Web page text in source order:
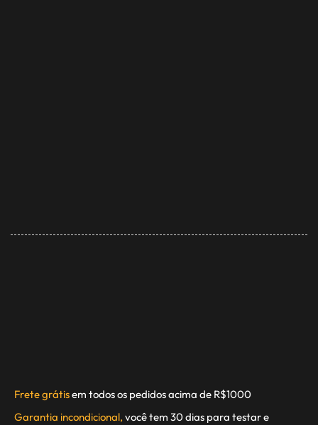
Frete grátisem todos os pedidos acima de R$1000
Garantia incondicional, você tem 30 dias para testar e